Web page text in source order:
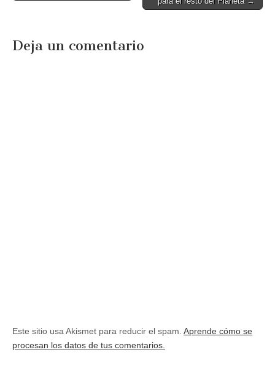
Deja un comentario
Este sitio usa Akismet para reducir el spam. Aprende cómo se
procesan los datos de tus comentarios.